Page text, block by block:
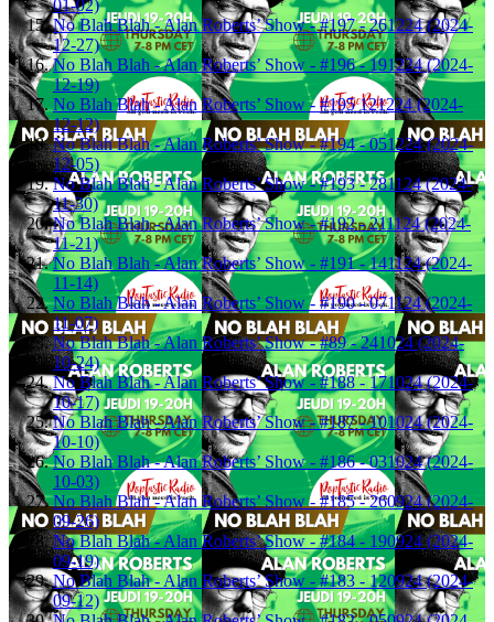
01-02)
No Blah Blah - Alan Roberts’ Show - #197 - 261224 (2024-
12-27)
No Blah Blah - Alan Roberts’ Show - #196 - 191224 (2024-
12-19)
No Blah Blah - Alan Roberts’ Show - #195 121224 (2024-
12-12)
No Blah Blah - Alan Roberts’ Show - #194 - 051224 (2024-
12-05)
No Blah Blah - Alan Roberts’ Show - #193 - 281124 (2024-
11-30)
No Blah Blah - Alan Roberts’ Show - #192 - 211124 (2024-
11-21)
No Blah Blah - Alan Roberts’ Show - #191 - 141124 (2024-
11-14)
No Blah Blah - Alan Roberts’ Show - #190 - 071124 (2024-
11-07)
No Blah Blah - Alan Roberts’ Show - #89 - 241024 (2024-
10-24)
No Blah Blah - Alan Roberts’ Show - #188 - 171024 (2024-
10-17)
No Blah Blah - Alan Roberts’ Show - #187 - 101024 (2024-
10-10)
No Blah Blah - Alan Roberts’ Show - #186 - 031024 (2024-
10-03)
No Blah Blah - Alan Roberts’ Show - #185 - 260924 (2024-
09-26)
No Blah Blah - Alan Roberts’ Show - #184 - 190924 (2024-
09-19)
No Blah Blah - Alan Roberts’ Show - #183 - 120924 (2024-
09-12)